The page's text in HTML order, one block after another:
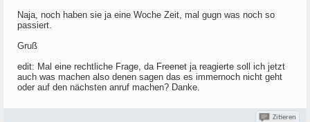
Naja, noch haben sie ja eine Woche Zeit, mal gugn was noch so
passiert.
Gruß
edit: Mal eine rechtliche Frage, da Freenet ja reagierte soll ich jetzt
auch was machen also denen sagen das es immernoch nicht geht
oder auf den nächsten anruf machen? Danke.
Zitieren